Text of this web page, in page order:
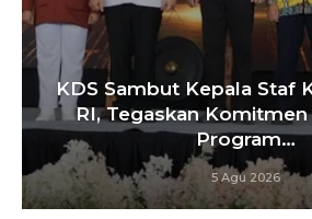
KDS Sambut Kepala Staf
RI, Tegaskan Komitmen
Program…
5 Agu 2026